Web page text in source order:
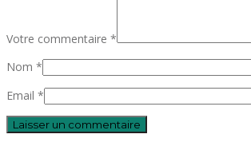
Votre commentaire *
Nom *
Email *